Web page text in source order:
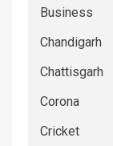
Business
Chandigarh
Chattisgarh
Corona
Cricket